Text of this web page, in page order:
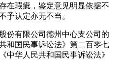
在瑕疵，鉴定意见明显依据不
予认定亦无不当。
份有限公司德州中心支公司的
和国民事诉讼法》第二百零七
中华人民共和国民事诉讼法》